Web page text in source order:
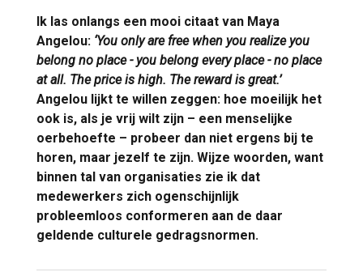
Ik las onlangs een mooi citaat van Maya
Angelou: ‘You only are free when you realize you
belong no place - you belong every place - no place
at all. The price is high. The reward is great.’
Angelou lijkt te willen zeggen: hoe moeilijk het
ook is, als je vrij wilt zijn – een menselijke
oerbehoefte – probeer dan niet ergens bij te
horen, maar jezelf te zijn. Wijze woorden, want
binnen tal van organisaties zie ik dat
medewerkers zich ogenschijnlijk
probleemloos conformeren aan de daar
geldende culturele gedragsnormen.